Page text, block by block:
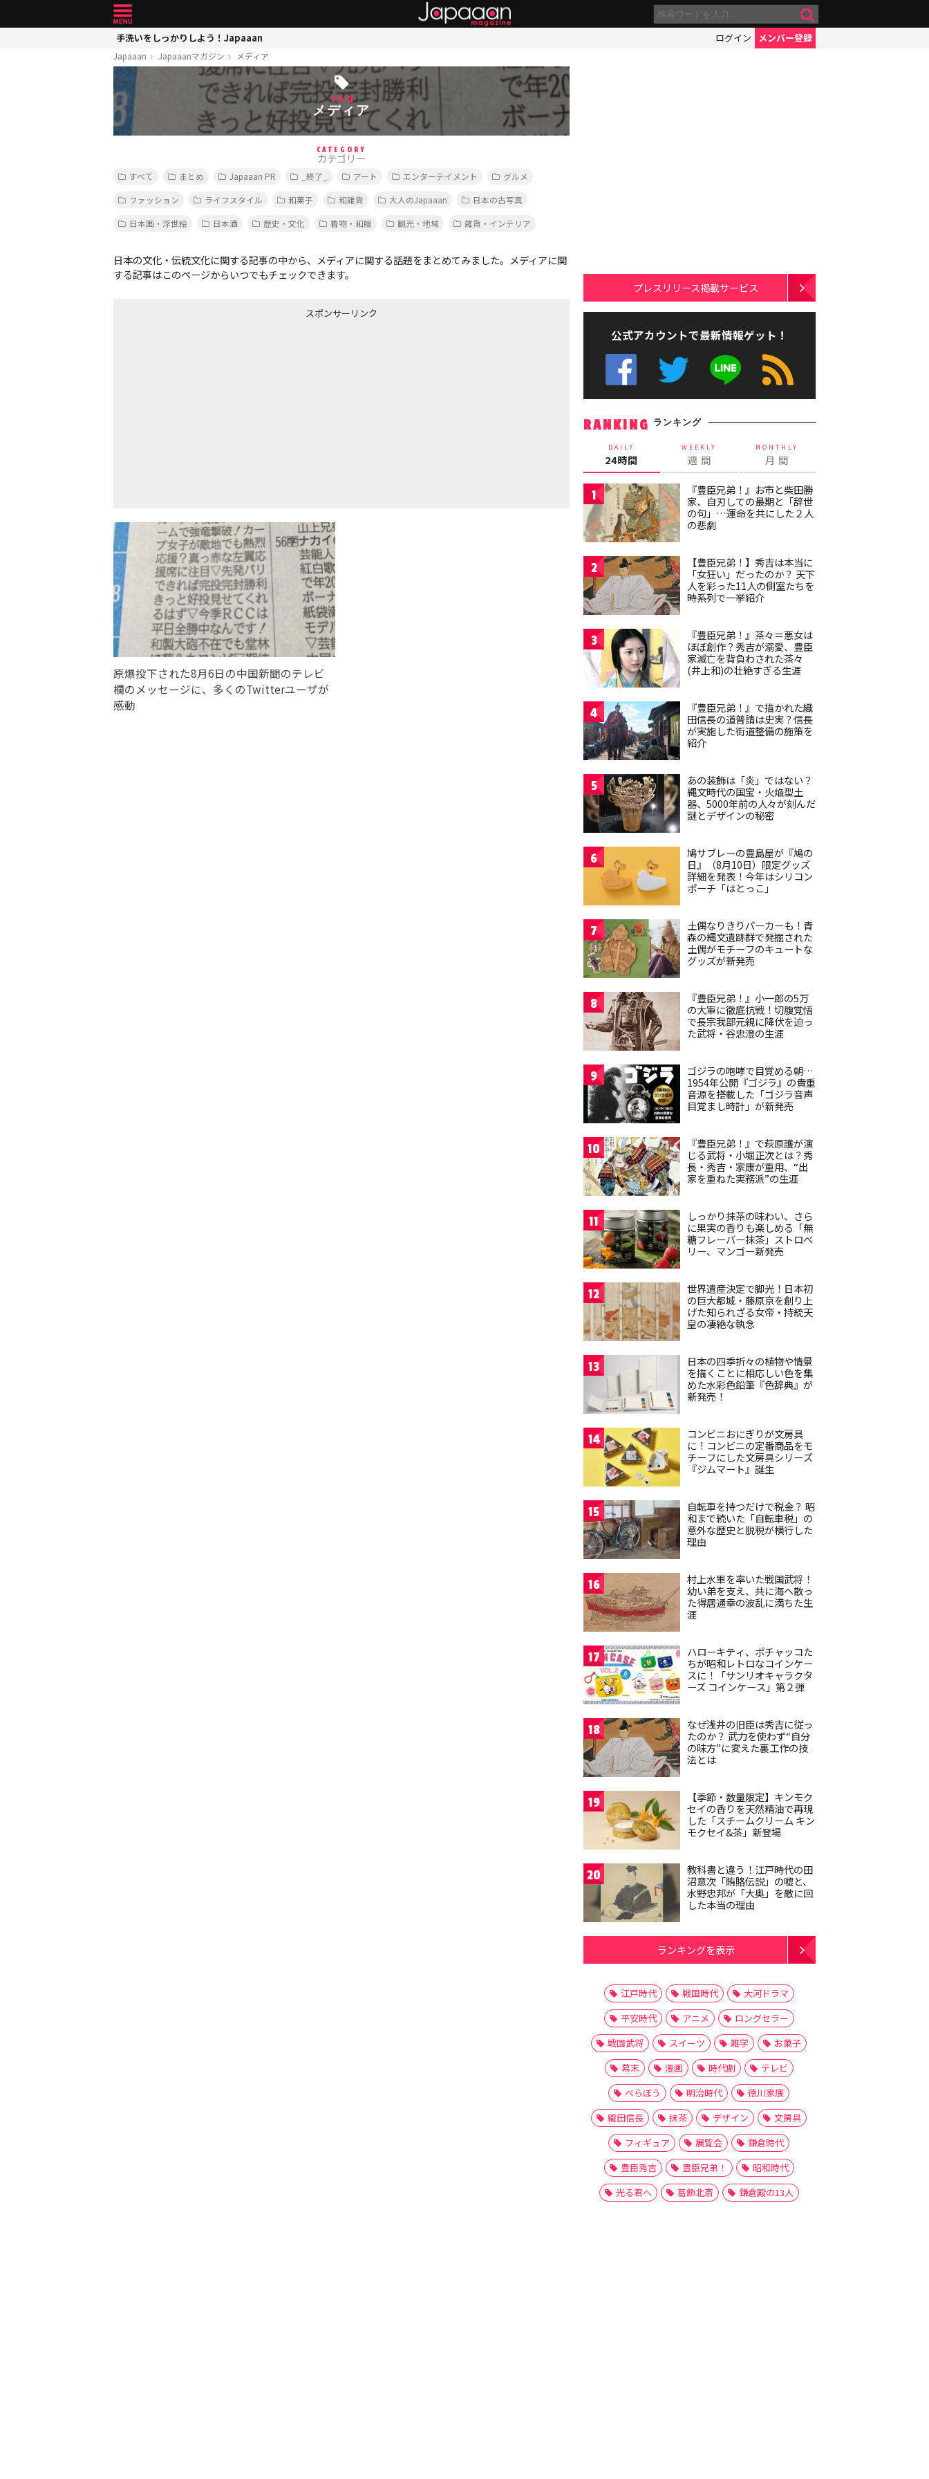
手洗いをしっかりしよう！Japaaan ログイン メンバー登録
Japaaan Japaaanマガジン メディア
TAG
メディア
CATEGORY
カテゴリー
すべて まとめ Japaaan PR _終了_ アート エンターテイメント
グルメ
ファッション
ライフスタイル 和菓子 和雑貨 大人のJapaaan
日本の古写真
日本画・浮世絵
日本酒 歴史・文化 着物・和服 観光・地域 雑貨・インテリア
日本の文化・伝統文化に関する記事の中から、メディアに関する話題をまとめてみました。メディアに関
する記事はこのページからいつでもチェックできます。
スポンサーリンク
原爆投下された8月6日の中国新聞のテレビ
欄のメッセージに、多くのTwitterユーザが
感動
プレスリリース掲載サービス
公式アカウントで最新情報ゲット！
RANKING ランキング
DAILY
24時間
WEEKLY
週 間
MONTHLY
月 間
1
『豊臣兄弟！』お市と柴田勝
家、自刃しての最期と「辞世
の句」…運命を共にした２人
の悲劇
2
【豊臣兄弟！】秀吉は本当に
「女狂い」だったのか？ 天下
人を彩った11人の側室たちを
時系列で一挙紹介
3
『豊臣兄弟！』茶々＝悪女は
ほぼ創作？秀吉が溺愛、豊臣
家滅亡を背負わされた茶々
(井上和)の壮絶すぎる生涯
4
『豊臣兄弟！』で描かれた織
田信長の道普請は史実？信長
が実施した街道整備の施策を
紹介
5
あの装飾は「炎」ではない？
縄文時代の国宝・火焔型土
器、5000年前の人々が刻んだ
謎とデザインの秘密
6
鳩サブレーの豊島屋が『鳩の
日』（8月10日）限定グッズ
詳細を発表！今年はシリコン
ポーチ「はとっこ」
7
土偶なりきりパーカーも！青
森の縄文遺跡群で発掘された
土偶がモチーフのキュートな
グッズが新発売
8
『豊臣兄弟！』小一郎の5万
の大軍に徹底抗戦！切腹覚悟
で長宗我部元親に降伏を迫っ
た武将・谷忠澄の生涯
9
ゴジラの咆哮で目覚める朝…
1954年公開『ゴジラ』の貴重
音源を搭載した「ゴジラ音声
目覚まし時計」が新発売
10
『豊臣兄弟！』で萩原護が演
じる武将・小堀正次とは？秀
長・秀吉・家康が重用、“出
家を重ねた実務派”の生涯
11
しっかり抹茶の味わい、さら
に果実の香りも楽しめる「無
糖フレーバー抹茶」ストロベ
リー、マンゴー新発売
12
世界遺産決定で脚光！日本初
の巨大都城・藤原京を創り上
げた知られざる女帝・持統天
皇の凄絶な執念
13
日本の四季折々の植物や情景
を描くことに相応しい色を集
めた水彩色鉛筆『色辞典』が
新発売！
14
コンビニおにぎりが文房具
に！コンビニの定番商品をモ
チーフにした文房具シリーズ
『ジムマート』誕生
15
自転車を持つだけで税金？ 昭
和まで続いた「自転車税」の
意外な歴史と脱税が横行した
理由
16
村上水軍を率いた戦国武将！
幼い弟を支え、共に海へ散っ
た得居通幸の波乱に満ちた生
涯
17
ハローキティ、ポチャッコた
ちが昭和レトロなコインケー
スに！「サンリオキャラクタ
ーズ コインケース」第２弾
18
なぜ浅井の旧臣は秀吉に従っ
たのか？ 武力を使わず“自分
の味方”に変えた裏工作の技
法とは
19
【季節・数量限定】キンモク
セイの香りを天然精油で再現
した「スチームクリーム キン
モクセイ&茶」新登場
20
教科書と違う！江戸時代の田
沼意次「賄賂伝説」の嘘と、
水野忠邦が「大奥」を敵に回
した本当の理由
ランキングを表示
江戸時代 戦国時代
大河ドラマ
平安時代
アニメ
ロングセラー
戦国武将
スイーツ 雑学
お菓子
幕末
漫画 時代劇
テレビ
べらぼう
明治時代
徳川家康
織田信長
抹茶 デザイン
文房具
フィギュア
展覧会
鎌倉時代
豊臣秀吉
豊臣兄弟！
昭和時代
光る君へ
葛飾北斎 鎌倉殿の13人